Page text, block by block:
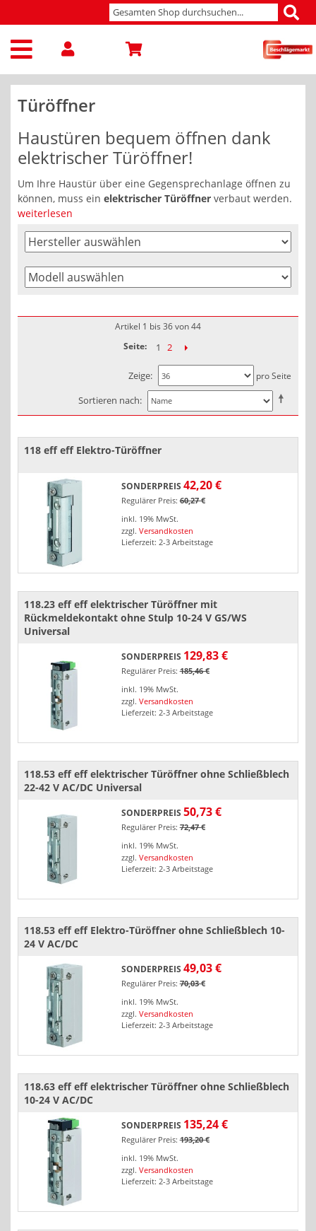
Türöffner
Haustüren bequem öffnen dank
elektrischer Türöffner!
Um Ihre Haustür über eine Gegensprechanlage öffnen zu
können, muss ein elektrischer Türöffner verbaut werden.
weiterlesen
Artikel 1 bis 36 von 44
Seite:
1 2
Zeige pro Seite
Sortieren nach
118 eff eff Elektro-Türöffner
SONDERPREIS 42,20 €
Regulärer Preis: 60,27 €
inkl. 19% MwSt.
zzgl. Versandkosten
Lieferzeit: 2-3 Arbeitstage
118.23 eff eff elektrischer Türöffner mit
Rückmeldekontakt ohne Stulp 10-24 V GS/WS
Universal
SONDERPREIS 129,83 €
Regulärer Preis: 185,46 €
inkl. 19% MwSt.
zzgl. Versandkosten
Lieferzeit: 2-3 Arbeitstage
118.53 eff eff elektrischer Türöffner ohne Schließblech
22-42 V AC/DC Universal
SONDERPREIS 50,73 €
Regulärer Preis: 72,47 €
inkl. 19% MwSt.
zzgl. Versandkosten
Lieferzeit: 2-3 Arbeitstage
118.53 eff eff Elektro-Türöffner ohne Schließblech 10-
24 V AC/DC
SONDERPREIS 49,03 €
Regulärer Preis: 70,03 €
inkl. 19% MwSt.
zzgl. Versandkosten
Lieferzeit: 2-3 Arbeitstage
118.63 eff eff elektrischer Türöffner ohne Schließblech
10-24 V AC/DC
SONDERPREIS 135,24 €
Regulärer Preis: 193,20 €
inkl. 19% MwSt.
zzgl. Versandkosten
Lieferzeit: 2-3 Arbeitstage